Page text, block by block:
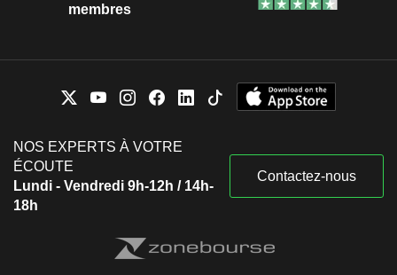
membres
NOS EXPERTS À VOTRE
ÉCOUTE
Lundi - Vendredi 9h-12h / 14h-
18h
Contactez-nous